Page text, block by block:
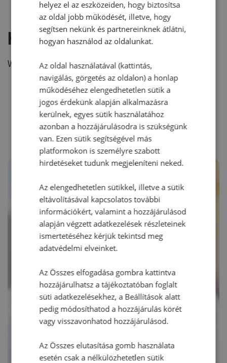
Hozzászólás írása
Vélemény írásához, kérjük,jelentkezz be!
RECEPTAJÁNLÓ
helyez el az eszközeiden, hogy biztosítsa
az oldal jobb működését, illetve, hogy
segítsen nekünk és partnereinknek átlátni,
hogyan használod az oldalunkat.
Az oldal használatával (kattintás,
navigálás, görgetés az oldalon) a honlap
működéséhez elengedhetetlen sütik a
jogos érdekünk alapján alkalmazásra
kerülnek, egyes sütik használatához
azonban a hozzájárulásodra is szükségünk
van. Ezen sütik segítségével más
platformokon is személyre szabott
hirdetéseket tudunk megjeleníteni neked.
Az elengedhetetlen sütikkel, illetve a sütik
eltávolításával kapcsolatos további
információkért, valamint a hozzájárulásod
alapján végzett adatkezelések részleteinek
ismertetéséhez kérjük tekintsd meg
adatvédelmi elveinket.
Az Összes elfogadása gombra kattintva
hozzájárulhatsz a tájékoztatóban foglalt
süti adatkezelésekhez, a Beállítások alatt
pedig módosíthatod a hozzájárulás körét
vagy visszavonhatod hozzájárulásod.
Az Összes elutasítása gomb használata
esetén csak a nélkülözhetetlen sütik